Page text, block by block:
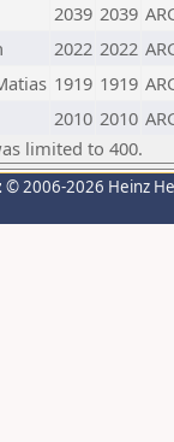
2039 2039
2022 2022
1919 1919
2010 2010
limited to 400.
© 2006-2026 Heinz